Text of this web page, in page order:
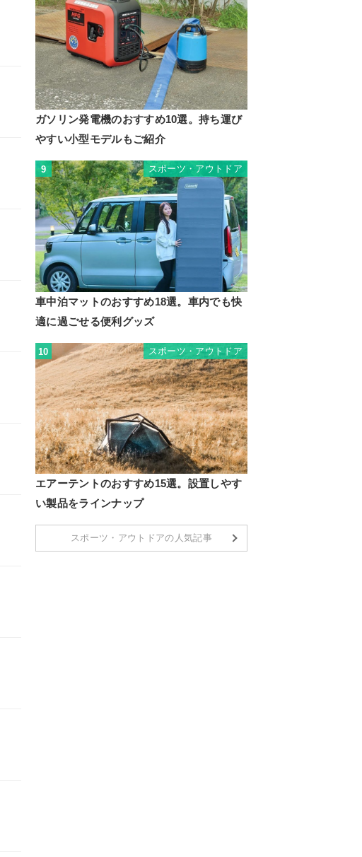
ガソリン発電機のおすすめ10選。持ち運び
やすい小型モデルもご紹介
9 スポーツ・アウトドア
車中泊マットのおすすめ18選。車内でも快
適に過ごせる便利グッズ
10 スポーツ・アウトドア
エアーテントのおすすめ15選。設置しやす
い製品をラインナップ
スポーツ・アウトドアの人気記事